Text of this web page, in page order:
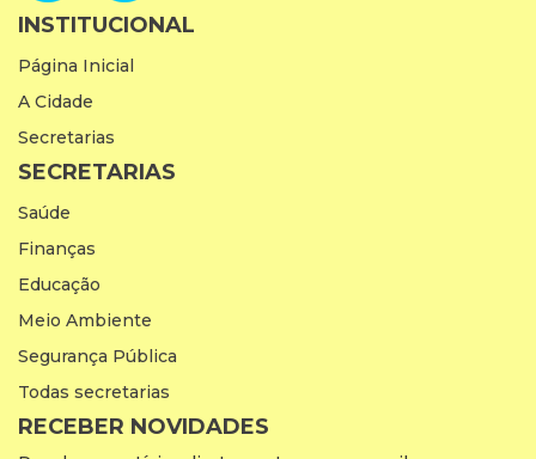
INSTITUCIONAL
Página Inicial
A Cidade
Secretarias
SECRETARIAS
Saúde
Finanças
Educação
Meio Ambiente
Segurança Pública
Todas secretarias
RECEBER NOVIDADES